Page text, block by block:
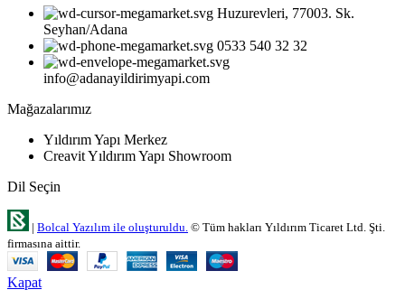
Huzurevleri, 77003. Sk.
Seyhan/Adana
0533 540 32 32
info@adanayildirimyapi.com
Mağazalarımız
Yıldırım Yapı Merkez
Creavit Yıldırım Yapı Showroom
Dil Seçin
| Bolcal Yazılım ile oluşturuldu. © Tüm hakları Yıldırım Ticaret Ltd. Şti.
firmasına aittir.
Kapat